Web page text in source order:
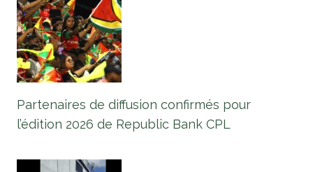
Partenaires de diffusion confirmés pour
l’édition 2026 de Republic Bank CPL